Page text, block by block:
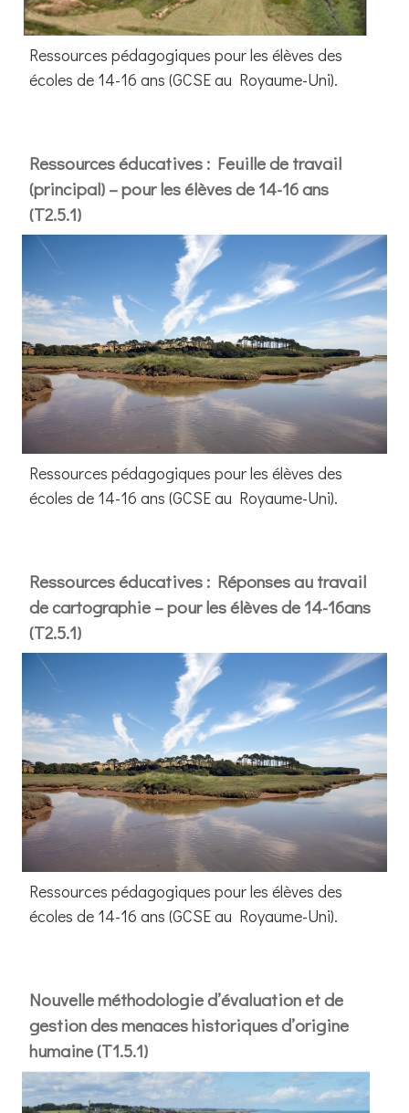
Ressources pédagogiques pour les élèves des
écoles de 14-16 ans (GCSE au Royaume-Uni).
Ressources éducatives : Feuille de travail
(principal) – pour les élèves de 14-16 ans
(T2.5.1)
Ressources pédagogiques pour les élèves des
écoles de 14-16 ans (GCSE au Royaume-Uni).
Ressources éducatives : Réponses au travail
de cartographie – pour les élèves de 14-16ans
(T2.5.1)
Ressources pédagogiques pour les élèves des
écoles de 14-16 ans (GCSE au Royaume-Uni).
Nouvelle méthodologie d’évaluation et de
gestion des menaces historiques d’origine
humaine (T1.5.1)